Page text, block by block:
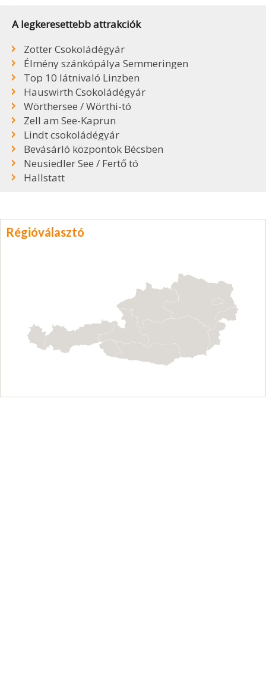
A legkeresettebb attrakciók
Zotter Csokoládégyár
Élmény szánkópálya Semmeringen
Top 10 látnivaló Linzben
Hauswirth Csokoládégyár
Wörthersee / Wörthi-tó
Zell am See-Kaprun
Lindt csokoládégyár
Bevásárló központok Bécsben
Neusiedler See / Fertő tó
Hallstatt
Régióválasztó